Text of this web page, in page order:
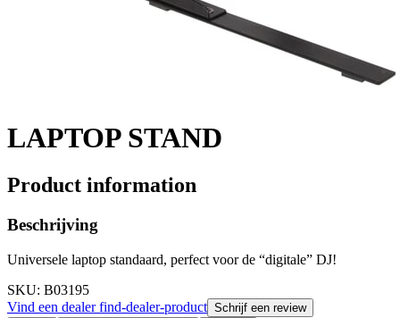
LAPTOP STAND
Product information
Beschrijving
Universele laptop standaard, perfect voor de “digitale” DJ!
SKU: B03195
Vind een dealerfind-dealer-product Schrijf een review